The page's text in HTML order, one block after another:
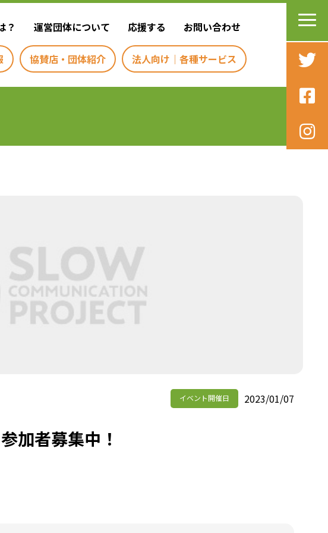
？ 運営団体について 応援する お問い合わせ
協賛店・団体紹介 法人向け｜各種サービス
イベント開催日 2023/01/07
加者募集中！